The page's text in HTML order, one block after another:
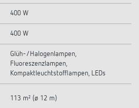
400 W
400 W
Glüh-/Halogenlampen,
Fluoreszenzlampen,
Kompaktleuchtstofflampen, LEDs
113 m² (ø 12 m)